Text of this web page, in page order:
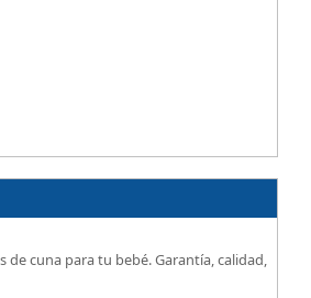
de cuna para tu bebé. Garantía, calidad,